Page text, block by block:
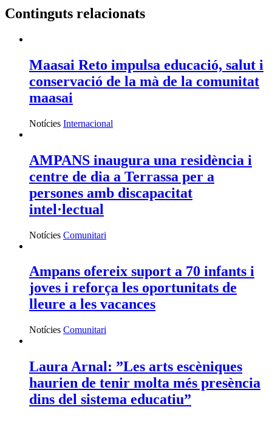
Continguts relacionats
Maasai Reto impulsa educació, salut i
conservació de la mà de la comunitat
maasai
Notícies Internacional
AMPANS inaugura una residència i
centre de dia a Terrassa per a
persones amb discapacitat
intel·lectual
Notícies Comunitari
Ampans ofereix suport a 70 infants i
joves i reforça les oportunitats de
lleure a les vacances
Notícies Comunitari
Laura Arnal: ”Les arts escèniques
haurien de tenir molta més presència
dins del sistema educatiu”